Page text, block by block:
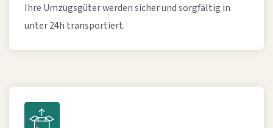
Ihre Umzugsgüter werden sicher und sorgfältig in
unter 24h transportiert.